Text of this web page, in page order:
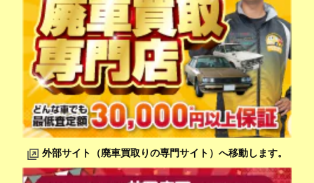
外部サイト（廃車買取りの専門サイト）へ移動します。